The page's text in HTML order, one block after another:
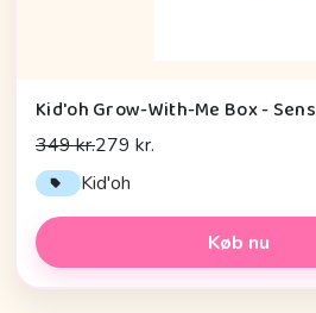
349 kr.279 kr.
Kid'oh
Køb nu